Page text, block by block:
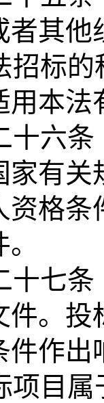
其他
招标的
用本法
十六条
家有关
资格条
十七条
件。投
作出
项目属